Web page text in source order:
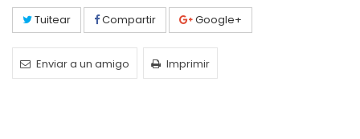
Tuitear Compartir Google+
Enviar a un amigo Imprimir